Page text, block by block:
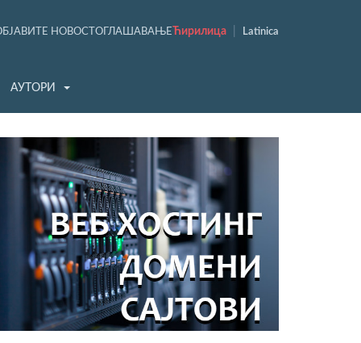
НОВОСТ ОГЛАШАВАЊЕ Ћирилица Latinica
АУТОРИ